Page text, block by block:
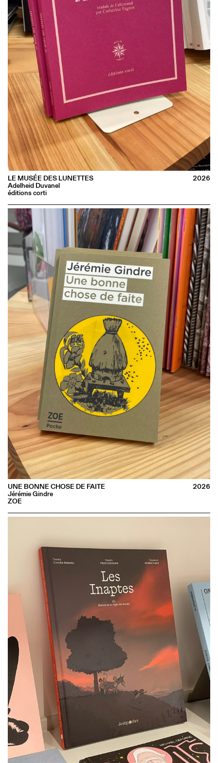
LE MUSÉE DES LUNETTES
Adelheid Duvanel
éditions corti
2026
UNE BONNE CHOSE DE FAITE
Jérémie Gindre
ZOE
2026